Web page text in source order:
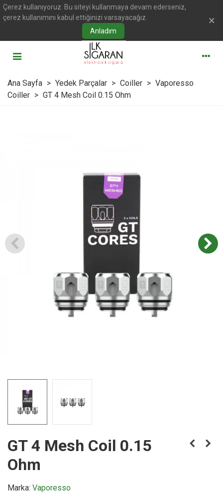
Çerez kullanıyoruz. Bu siteyi kullanmaya devam ederseniz,
çerez kullanımını kabul ettiğinizi varsayacağız.
Anladım
×
Ana Sayfa > Yedek Parçalar > Coiller > Vaporesso
Coiller > GT 4 Mesh Coil 0.15 Ohm
GT 4 Mesh Coil 0.15
Ohm
Marka: Vaporesso